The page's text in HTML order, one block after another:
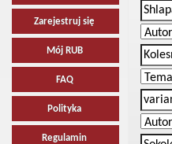
Zarejestruj się
Mój RUB
FAQ
Polityka
Regulamin